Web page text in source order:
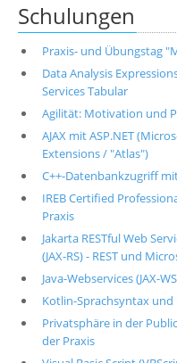
Schulungen
Praxis- und Übungstag
Data Analysis
Services Tabular
Agilität: Motivation und
AJAX mit ASP.NET
Extensions / "Atlas")
C++-Datenbankzugriff
IREB Certified
Praxis
Jakarta RESTful Web
(JAX-RS) - REST und
Java-Webservices (JAX-
Kotlin-Sprachsyntax
Privatsphäre in der
der Praxis